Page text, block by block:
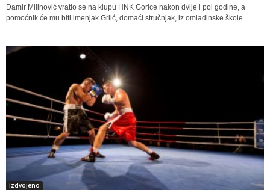
Damir Milinović vratio se na klupu HNK Gorice nakon dvije i pol godine, a
pomoćnik će mu biti imenjak Grlić, domaći stručnjak, iz omladinske škole
Izdvojeno